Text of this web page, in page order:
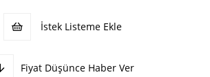
İstek Listeme Ekle
Fiyat Düşünce Haber Ver